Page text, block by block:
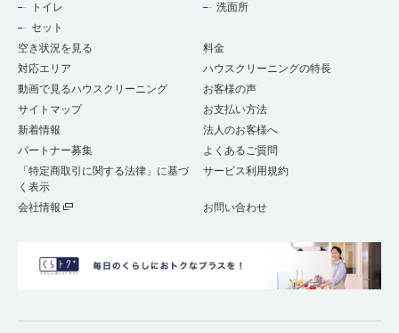
トイレ
洗面所
セット
空き状況を見る
料金
対応エリア
ハウスクリーニングの特長
動画で見るハウスクリーニング
お客様の声
サイトマップ
お支払い方法
新着情報
法人のお客様へ
パートナー募集
よくあるご質問
「特定商取引に関する法律」に基づ
く表示
サービス利用規約
会社情報 お問い合わせ